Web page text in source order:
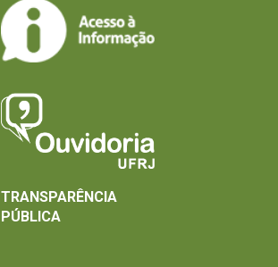
TRANSPARÊNCIA
PÚBLICA